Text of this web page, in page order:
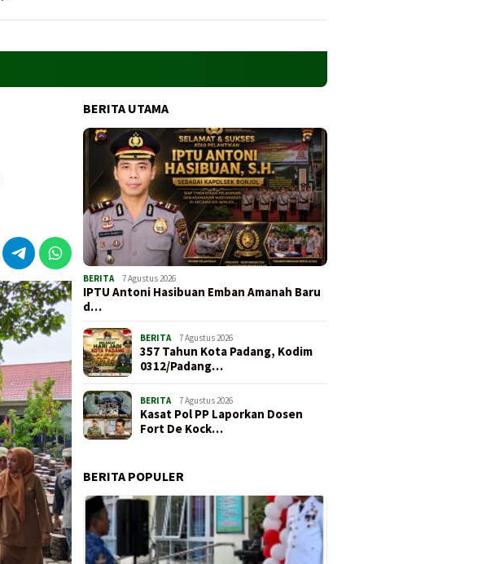
BERITA UTAMA
BERITA 7 Agustus 2026
IPTU Antoni Hasibuan Emban Amanah Baru
d…
BERITA 7 Agustus 2026
357 Tahun Kota Padang, Kodim
0312/Padang…
BERITA 7 Agustus 2026
Kasat Pol PP Laporkan Dosen
Fort De Kock…
BERITA POPULER